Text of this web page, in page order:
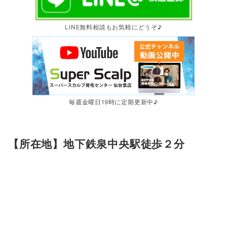
LINE無料相談もお気軽にどうぞ♪
毎週金曜日19時に定期更新中♪
【所在地】地下鉄泉中央駅徒歩２分